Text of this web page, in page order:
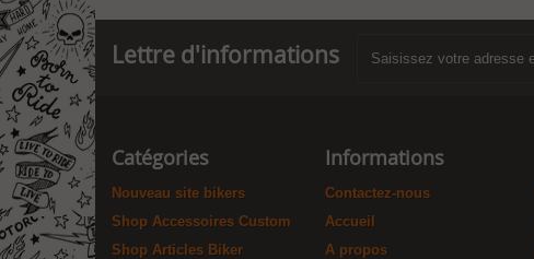
Lettre d'informations
Catégories
Nouveau site bikers
Shop Accessoires Custom
Shop Articles Biker
Informations
Contactez-nous
Accueil
A propos